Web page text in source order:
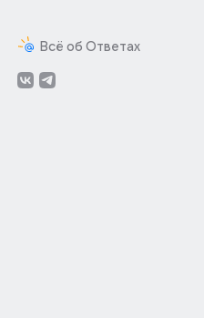
Всё об Ответах